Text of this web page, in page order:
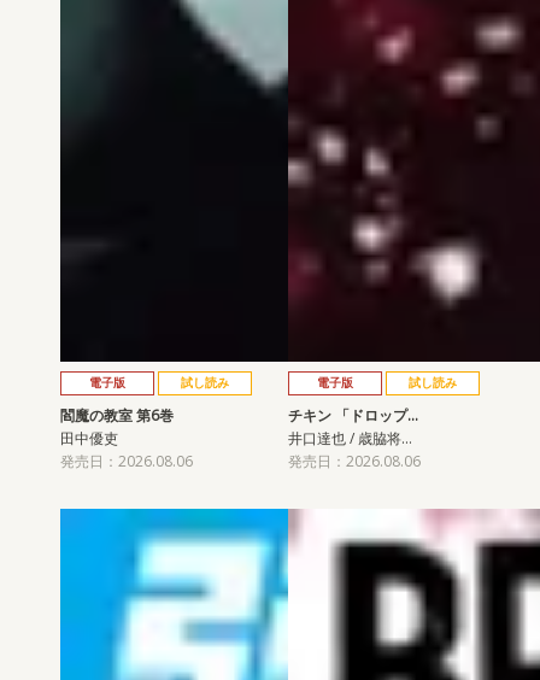
電子版 試し読み
閻魔の教室 第6巻
田中優吏
発売日：2026.08.06
電子版 試し読み
チキン 「ドロップ…
井口達也 / 歳脇将…
発売日：2026.08.06